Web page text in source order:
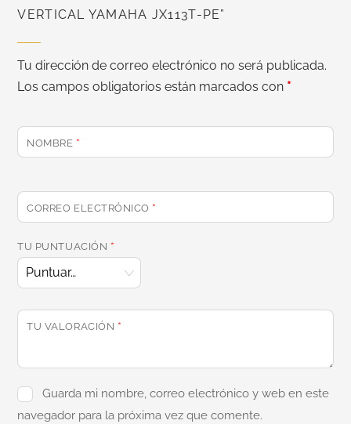
VERTICAL YAMAHA JX113T-PE”
Tu dirección de correo electrónico no será publicada.
Los campos obligatorios están marcados con *
NOMBRE *
CORREO ELECTRÓNICO *
TU PUNTUACIÓN *
TU VALORACIÓN *
Guarda mi nombre, correo electrónico y web en este
navegador para la próxima vez que comente.